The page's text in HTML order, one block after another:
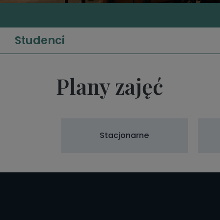
Studenci
Plany zajęć
Stacjonarne